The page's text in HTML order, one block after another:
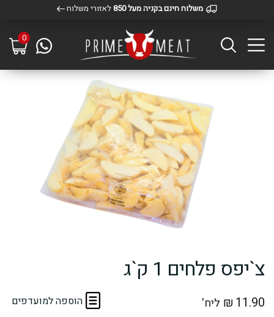
משלוח חינם בקניה מעל 850 לאזורי משלוח
0
צ`יפס פלחים 1 ק`ג
הוספה למועדפים ₪ 11.90 ליח'